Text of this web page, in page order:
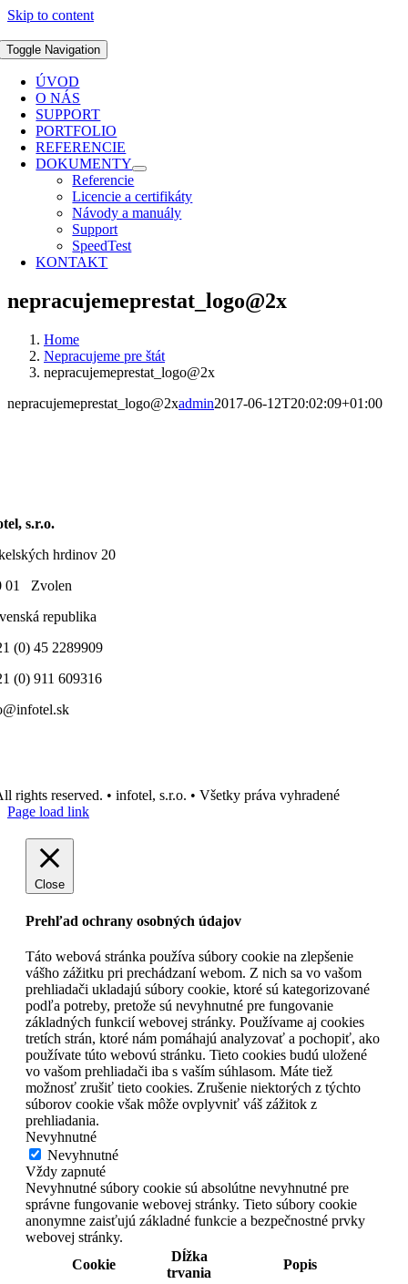
Skip to content
Toggle Navigation
ÚVOD
O NÁS
SUPPORT
PORTFOLIO
REFERENCIE
DOKUMENTY
Referencie
Licencie a certifikáty
Návody a manuály
Support
SpeedTest
KONTAKT
nepracujemeprestat_logo@2x
Home
Nepracujeme pre štát
nepracujemeprestat_logo@2x
nepracujemeprestat_logo@2xadmin2017-06-12T20:02:09+01:00
s.r.o.
hrdinov 20
01 Zvolen
republika
(0) 45 2289909
(0) 911 609316
rights reserved. • infotel, s.r.o. • Všetky práva vyhradené
Page load link
Close
Prehľad ochrany osobných údajov
Táto webová stránka používa súbory cookie na zlepšenie
vášho zážitku pri prechádzaní webom. Z nich sa vo vašom
prehliadači ukladajú súbory cookie, ktoré sú kategorizované
podľa potreby, pretože sú nevyhnutné pre fungovanie
základných funkcií webovej stránky. Používame aj cookies
tretích strán, ktoré nám pomáhajú analyzovať a pochopiť, ako
používate túto webovú stránku. Tieto cookies budú uložené
vo vašom prehliadači iba s vaším súhlasom. Máte tiež
možnosť zrušiť tieto cookies. Zrušenie niektorých z týchto
súborov cookie však môže ovplyvniť váš zážitok z
prehliadania.
Nevyhnutné
Nevyhnutné
Vždy zapnuté
Nevyhnutné súbory cookie sú absolútne nevyhnutné pre
správne fungovanie webovej stránky. Tieto súbory cookie
anonymne zaisťujú základné funkcie a bezpečnostné prvky
webovej stránky.
Cookie
Dĺžka
trvania
Popis